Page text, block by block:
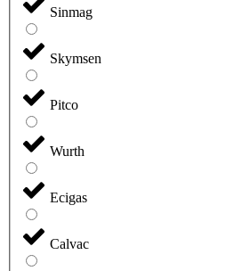
Sinmag
Skymsen
Pitco
Wurth
Ecigas
Calvac